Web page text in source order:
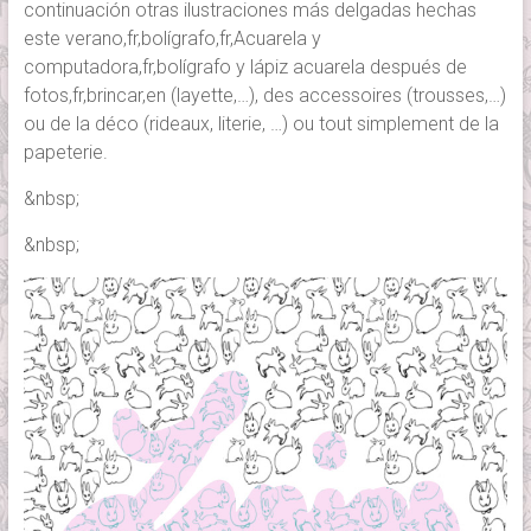
continuación otras ilustraciones más delgadas hechas
este verano,fr,bolígrafo,fr,Acuarela y
computadora,fr,bolígrafo y lápiz acuarela después de
fotos,fr,brincar,en (layette,…), des accessoires (trousses,…)
ou de la déco (rideaux, literie, …) ou tout simplement de la
papeterie.
&nbsp;
&nbsp;